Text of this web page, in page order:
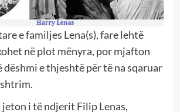
e familjes Lena(s), fare lehtë
në plot mënyra, por mjafton
dëshmi e thjeshtë për të na sqaruar
jeton i të ndjerit Filip Lenas,